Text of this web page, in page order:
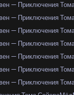
— Приключения
— Приключения
— Приключения
— Приключения
— Приключения
— Приключения
— Приключения